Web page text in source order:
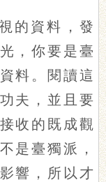
的資料，發
，你要是臺
料。閱讀這
夫，並且要
收的既成觀
是臺獨派，
響，所以才